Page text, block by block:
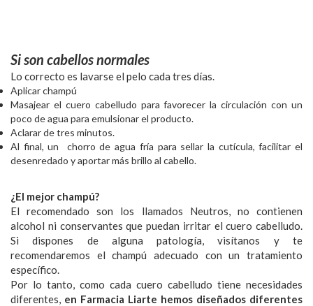
Si son cabellos normales
Lo correcto es lavarse el pelo cada tres días.
Aplicar champú
Masajear el cuero cabelludo para favorecer la circulación con un
poco de agua para emulsionar el producto.
Aclarar de tres minutos.
Al final, un chorro de agua fría para sellar la cutícula, facilitar el
desenredado y aportar más brillo al cabello.
¿El mejor champú?
El recomendado son los llamados Neutros, no contienen
alcohol ni conservantes que puedan irritar el cuero cabelludo.
Si dispones de alguna patología, visítanos y te
recomendaremos el champú adecuado con un tratamiento
específico.
Por lo tanto, como cada cuero cabelludo tiene necesidades
diferentes, en Farmacia Liarte hemos diseñados diferentes